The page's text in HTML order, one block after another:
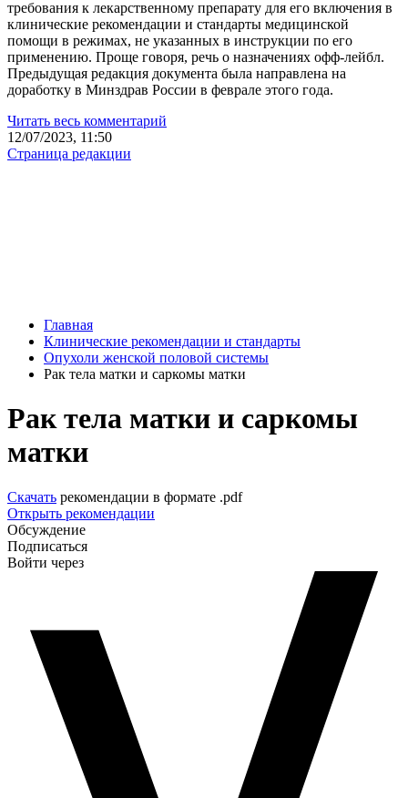
требования к лекарственному препарату для его включения в
клинические рекомендации и стандарты медицинской
помощи в режимах, не указанных в инструкции по его
применению. Проще говоря, речь о назначениях офф-лейбл.
Предыдущая редакция документа была направлена на
доработку в Минздрав России в феврале этого года.
Читать весь комментарий
12/07/2023, 11:50
Страница редакции
Главная
Клинические рекомендации и стандарты
Опухоли женской половой системы
Рак тела матки и саркомы матки
Рак тела матки и саркомы
матки
Скачать рекомендации в формате .pdf
Открыть рекомендации
Обсуждение
Подписаться
Войти через